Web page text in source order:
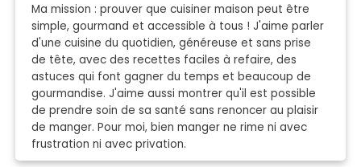
Ma mission : prouver que cuisiner maison peut être
simple, gourmand et accessible à tous ! J'aime parler
d'une cuisine du quotidien, généreuse et sans prise
de tête, avec des recettes faciles à refaire, des
astuces qui font gagner du temps et beaucoup de
gourmandise. J'aime aussi montrer qu'il est possible
de prendre soin de sa santé sans renoncer au plaisir
de manger. Pour moi, bien manger ne rime ni avec
frustration ni avec privation.